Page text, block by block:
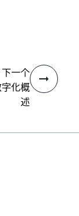
下一个
化概
述